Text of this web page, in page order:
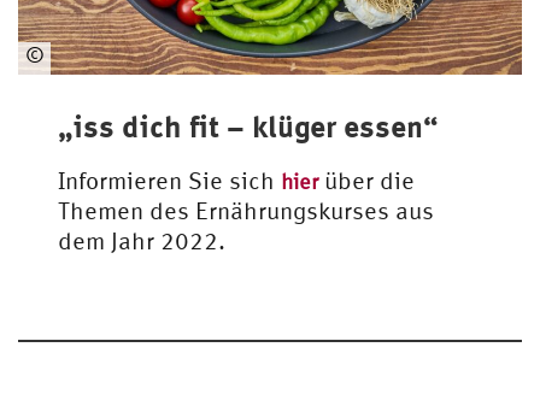
„iss dich fit – klüger essen“
Informieren Sie sich hierüber die
Themen des Ernährungskurses aus
dem Jahr 2022.
©
www.pexels.com